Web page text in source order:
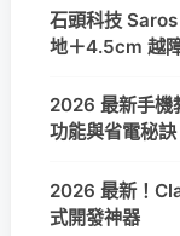
石頭科技
地＋4.5cm 越
2026 最新手機
功能與省電秘訣
2026 最新！
式開發神器